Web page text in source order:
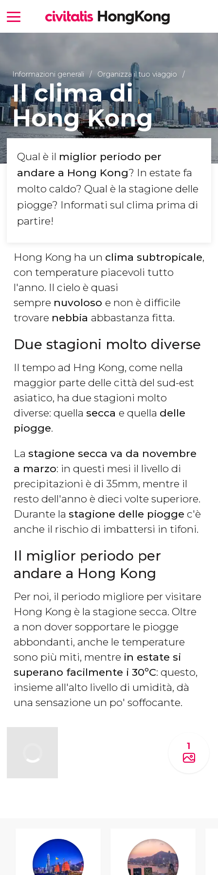
Informazioni generali Organizza il tuo viaggio
Il clima di
Hong Kong
Qual è il miglior periodo per
andare a Hong Kong? In estate fa
molto caldo? Qual è la stagione delle
piogge? Informati sul clima prima di
partire!
Hong Kong ha un clima subtropicale,
con temperature piacevoli tutto
l'anno. Il cielo è quasi
sempre nuvoloso e non è difficile
trovare nebbia abbastanza fitta.
Due stagioni molto diverse
Il tempo ad Hng Kong, come nella
maggior parte delle città del sud-est
asiatico, ha due stagioni molto
diverse: quella secca e quella delle
piogge.
La stagione secca va da novembre
a marzo: in questi mesi il livello di
precipitazioni è di 35mm, mentre il
resto dell'anno è dieci volte superiore.
Durante la stagione delle piogge c'è
anche il rischio di imbattersi in tifoni.
Il miglior periodo per
andare a Hong Kong
Per noi, il periodo migliore per visitare
Hong Kong è la stagione secca. Oltre
a non dover sopportare le piogge
abbondanti, anche le temperature
sono più miti, mentre in estate si
superano facilmente i 30ºC: questo,
insieme all'alto livello di umidità, dà
una sensazione un po' soffocante.
1